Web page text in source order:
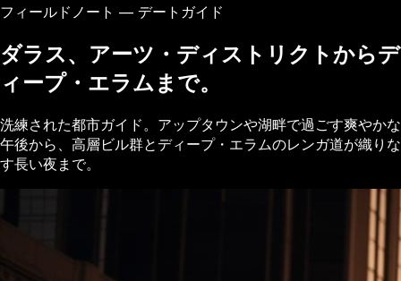
フィールドノート — デートガイド
ダラス、アーツ・ディストリクトからデ
ィープ・エラムまで。
洗練された都市ガイド。アップタウンや湖畔で過ごす爽やかな
午後から、高層ビル群とディープ・エラムのレンガ道が織りな
す長い夜まで。